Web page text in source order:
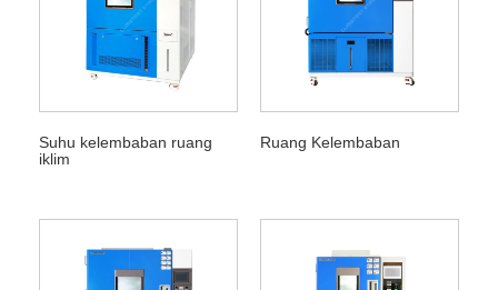
Suhu kelembaban ruang
iklim
Ruang Kelembaban